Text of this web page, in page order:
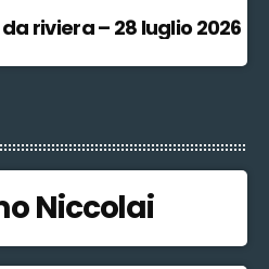
riviera – 28 luglio 2026
Niccolai